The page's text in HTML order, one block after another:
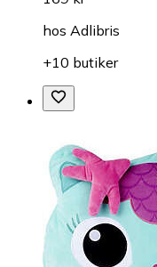
hos Adlibris
+10 butiker